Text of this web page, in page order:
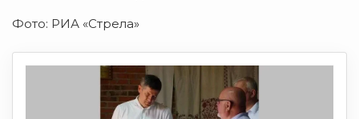
Фото: РИА «Стрела»